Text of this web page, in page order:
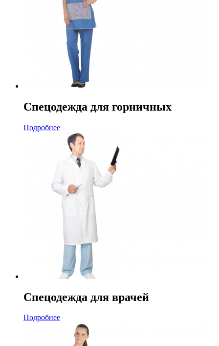
Спецодежда для горничных
Подробнее
Спецодежда для врачей
Подробнее